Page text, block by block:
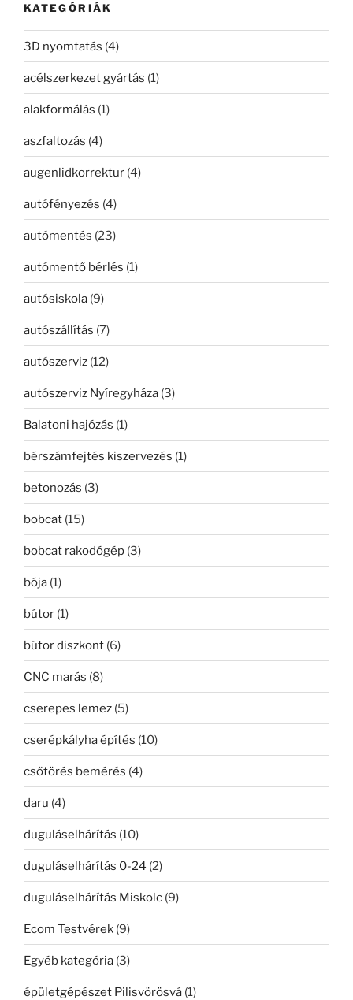
KATEGÓRIÁK
3D nyomtatás (4)
acélszerkezet gyártás (1)
alakformálás (1)
aszfaltozás (4)
augenlidkorrektur (4)
autófényezés (4)
autómentés (23)
autómentő bérlés (1)
autósiskola (9)
autószállítás (7)
autószerviz (12)
autószerviz Nyíregyháza (3)
Balatoni hajózás (1)
bérszámfejtés kiszervezés (1)
betonozás (3)
bobcat (15)
bobcat rakodógép (3)
bója (1)
bútor (1)
bútor diszkont (6)
CNC marás (8)
cserepes lemez (5)
cserépkályha építés (10)
csőtörés bemérés (4)
daru (4)
duguláselhárítás (10)
duguláselhárítás 0-24 (2)
duguláselhárítás Miskolc (9)
Ecom Testvérek (9)
Egyéb kategória (3)
épületgépészet Pilisvörösvá (1)